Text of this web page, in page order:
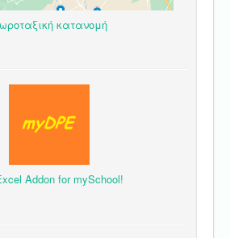
κατανομή
Addon for mySchool!